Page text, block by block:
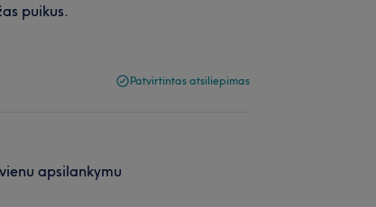
puikus.
Patvirtintas atsiliepimas
apsilankymu